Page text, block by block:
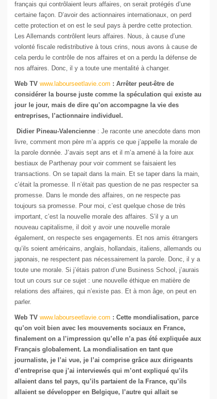
français qui contrôlaient leurs affaires, on serait protégés d’une
certaine façon. D’avoir des actionnaires internationaux, on perd
cette protection et on est le seul pays à perdre cette protection.
Les Allemands contrôlent leurs affaires. Nous, à cause d’une
volonté fiscale redistributive à tous crins, nous avons à cause de
cela perdu le contrôle de nos affaires et on a perdu la défense de
nos affaires. Donc, il y a toute une mentalité à changer.
Web TV www.labourseetlavie.com : Arrêter peut-être de
considérer la bourse juste comme la spéculation qui existe au
jour le jour, mais de dire qu’on accompagne la vie des
entreprises, l’actionnaire individuel.
Didier Pineau-Valencienne : Je raconte une anecdote dans mon
livre, comment mon père m’a appris ce que j’appelle la morale de
la parole donnée. J’avais sept ans et il m’a amené à la foire aux
bestiaux de Parthenay pour voir comment se faisaient les
transactions. On se tapait dans la main. Et se taper dans la main,
c’était la promesse. Il n’était pas question de ne pas respecter sa
promesse. Dans le monde des affaires, on ne respecte pas
toujours sa promesse. Pour moi, c’est quelque chose de très
important, c’est la nouvelle morale des affaires. S’il y a un
nouveau capitalisme, il doit y avoir une nouvelle morale
également, on respecte ses engagements. Et nos amis étrangers
qu’ils soient américains, anglais, hollandais, italiens, allemands ou
japonais, ne respectent pas nécessairement la parole. Donc, il y a
toute une morale. Si j’étais patron d’une Business School, j’aurais
tout un cours sur ce sujet : une nouvelle éthique en matière de
relations des affaires, qui n’existe pas. Et à mon âge, on peut en
parler.
Web TV www.labourseetlavie.com : Cette mondialisation, parce
qu’on voit bien avec les mouvements sociaux en France,
finalement on a l’impression qu’elle n’a pas été expliquée aux
Français globalement. La mondialisation en tant que
journaliste, je l’ai vue, je l’ai comprise grâce aux dirigeants
d’entreprise que j’ai interviewés qui m’ont expliqué qu’ils
allaient dans tel pays, qu’ils partaient de la France, qu’ils
allaient se développer en Belgique, l’autre qui allait se